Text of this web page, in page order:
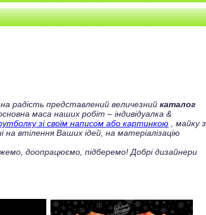
радість представлений величезний каталог
маса наших робіт – індивідуалка &
зі своїм написом або картинкою , майку з
втілення Ваших ідей, на матеріалізацію
доопрацюємо, підберемо! Добрі дизайнери